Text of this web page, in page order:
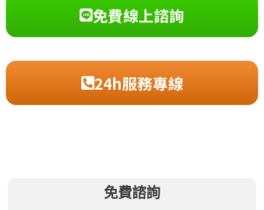
免費線上諮詢
24h服務專線
免費諮詢